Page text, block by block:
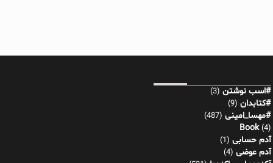
#اسب نوشتن (3)
#کتابدان (9)
#مهسا_امینی (487)
Book(4)
آدم حسابی (1)
آدم عوضی (4)